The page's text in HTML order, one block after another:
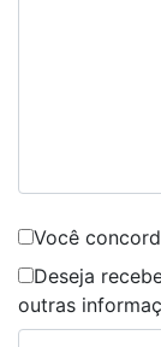
Você
Deseja
outras